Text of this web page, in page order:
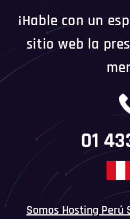
¡Hable con un
sitio web la
01
Somos Hosting Perú